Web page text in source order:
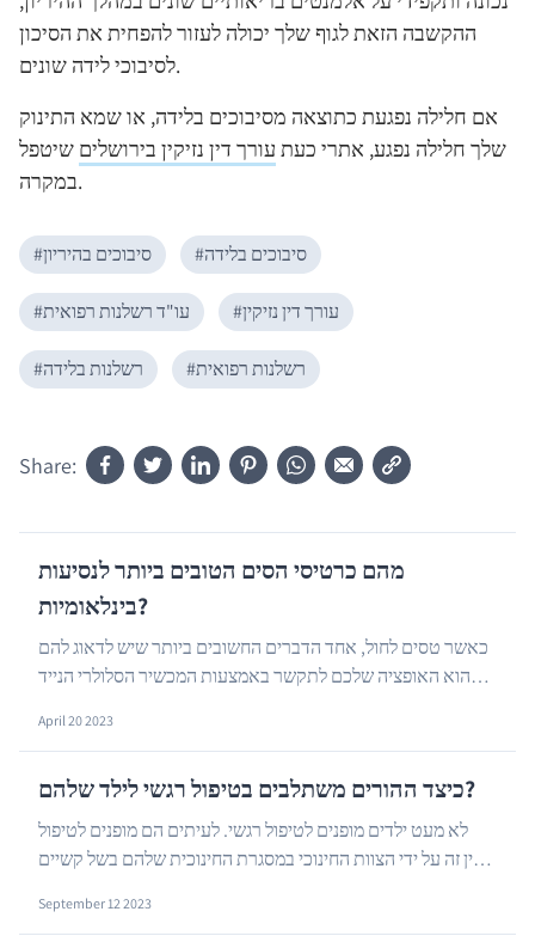
ההקשבה הזאת לגוף שלך יכולה לעזור להפחית את הסיכון
לסיבוכי לידה שונים.
אם חלילה נפגעת כתוצאה מסיבוכים בלידה, או שמא התינוק
שלך חלילה נפגע, אתרי כעת עורך דין נזיקין בירושלים שיטפל
במקרה.
#סיבוכים בהיריון #סיבוכים בלידה
#עו"ד רשלנות רפואית #עורך דין נזיקין
#רשלנות בלידה #רשלנות רפואית
Share:
מהם כרטיסי הסים הטובים ביותר לנסיעות
בינלאומיות?
כאשר טסים לחול, אחד הדברים החשובים ביותר שיש לדאוג להם
הוא האופציה שלכם לתקשר באמצעות המכשיר הסלולרי הנייד
April 20 2023
כיצד ההורים משתלבים בטיפול רגשי לילד שלהם?
לא מעט ילדים מופנים לטיפול רגשי. לעיתים הם מופנים לטיפול
מעין זה על ידי הצוות החינוכי במסגרת החינוכית שלהם בשל קשיים
September 12 2023